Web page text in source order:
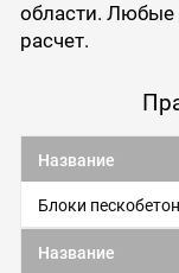
области.
расчет.
Название
Блоки
Название